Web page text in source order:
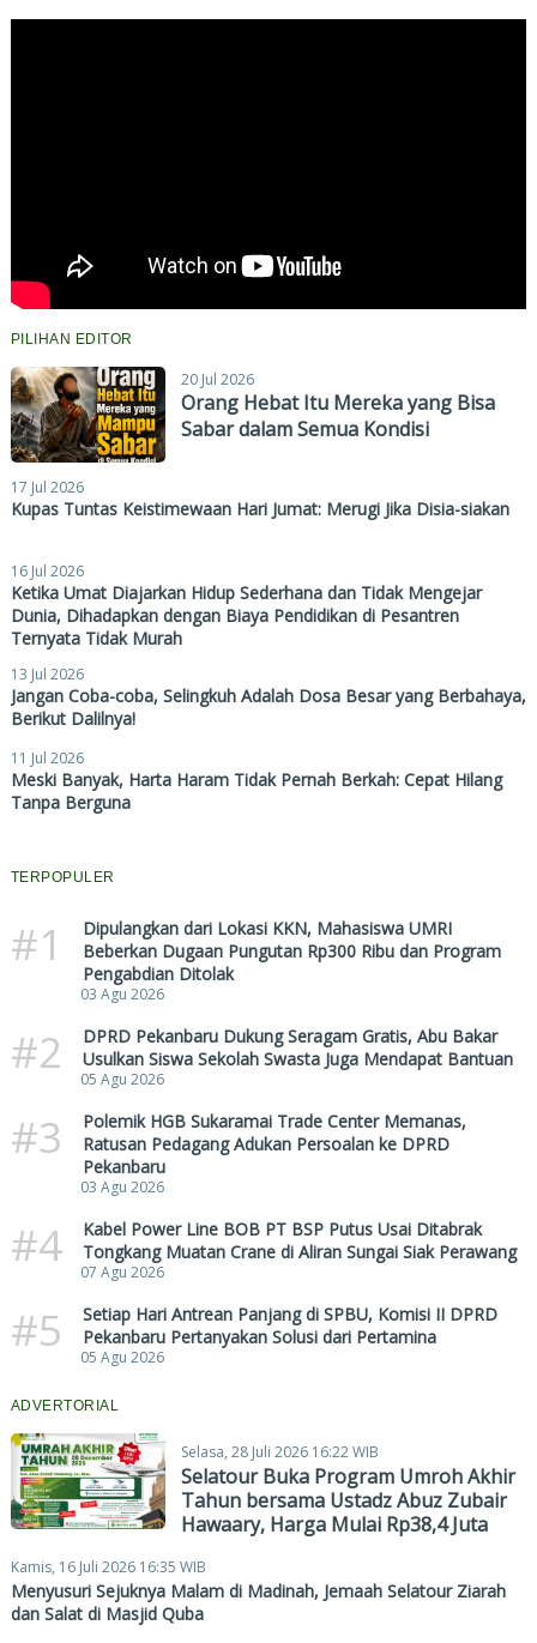
PILIHAN EDITOR
20 Jul 2026
Orang Hebat Itu Mereka yang Bisa
Sabar dalam Semua Kondisi
17 Jul 2026
Kupas Tuntas Keistimewaan Hari Jumat: Merugi Jika Disia-siakan
16 Jul 2026
Ketika Umat Diajarkan Hidup Sederhana dan Tidak Mengejar
Dunia, Dihadapkan dengan Biaya Pendidikan di Pesantren
Ternyata Tidak Murah
13 Jul 2026
Jangan Coba-coba, Selingkuh Adalah Dosa Besar yang Berbahaya,
Berikut Dalilnya!
11 Jul 2026
Meski Banyak, Harta Haram Tidak Pernah Berkah: Cepat Hilang
Tanpa Berguna
TERPOPULER
#1
Dipulangkan dari Lokasi KKN, Mahasiswa UMRI
Beberkan Dugaan Pungutan Rp300 Ribu dan Program
Pengabdian Ditolak
03 Agu 2026
#2
DPRD Pekanbaru Dukung Seragam Gratis, Abu Bakar
Usulkan Siswa Sekolah Swasta Juga Mendapat Bantuan
05 Agu 2026
#3
Polemik HGB Sukaramai Trade Center Memanas,
Ratusan Pedagang Adukan Persoalan ke DPRD
Pekanbaru
03 Agu 2026
#4
Kabel Power Line BOB PT BSP Putus Usai Ditabrak
Tongkang Muatan Crane di Aliran Sungai Siak Perawang
07 Agu 2026
#5
Setiap Hari Antrean Panjang di SPBU, Komisi II DPRD
Pekanbaru Pertanyakan Solusi dari Pertamina
05 Agu 2026
ADVERTORIAL
Selasa, 28 Juli 2026 16:22 WIB
Selatour Buka Program Umroh Akhir
Tahun bersama Ustadz Abuz Zubair
Hawaary, Harga Mulai Rp38,4 Juta
Kamis, 16 Juli 2026 16:35 WIB
Menyusuri Sejuknya Malam di Madinah, Jemaah Selatour Ziarah
dan Salat di Masjid Quba